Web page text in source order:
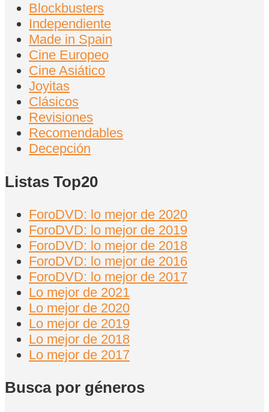
Blockbusters
Independiente
Made in Spain
Cine Europeo
Cine Asiático
Joyitas
Clásicos
Revisiones
Recomendables
Decepción
Listas Top20
ForoDVD: lo mejor de 2020
ForoDVD: lo mejor de 2019
ForoDVD: lo mejor de 2018
ForoDVD: lo mejor de 2016
ForoDVD: lo mejor de 2017
Lo mejor de 2021
Lo mejor de 2020
Lo mejor de 2019
Lo mejor de 2018
Lo mejor de 2017
Busca por géneros